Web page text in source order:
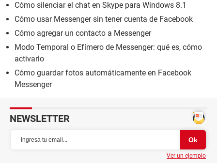
Cómo silenciar el chat en Skype para Windows 8.1
Cómo usar Messenger sin tener cuenta de Facebook
Cómo agregar un contacto a Messenger
Modo Temporal o Efímero de Messenger: qué es, cómo
activarlo
Cómo guardar fotos automáticamente en Facebook
Messenger
NEWSLETTER
Ver un ejemplo